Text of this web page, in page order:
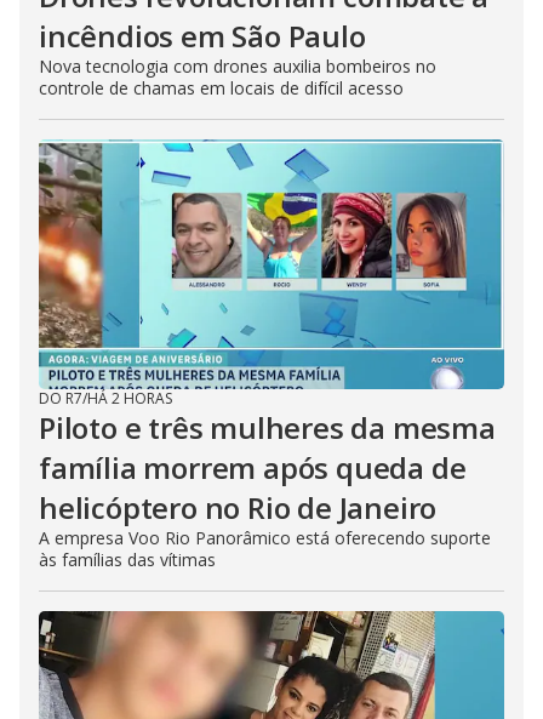
incêndios em São Paulo
Nova tecnologia com drones auxilia bombeiros no
controle de chamas em locais de difícil acesso
DO R7/HÁ 2 HORAS
Piloto e três mulheres da mesma
família morrem após queda de
helicóptero no Rio de Janeiro
A empresa Voo Rio Panorâmico está oferecendo suporte
às famílias das vítimas